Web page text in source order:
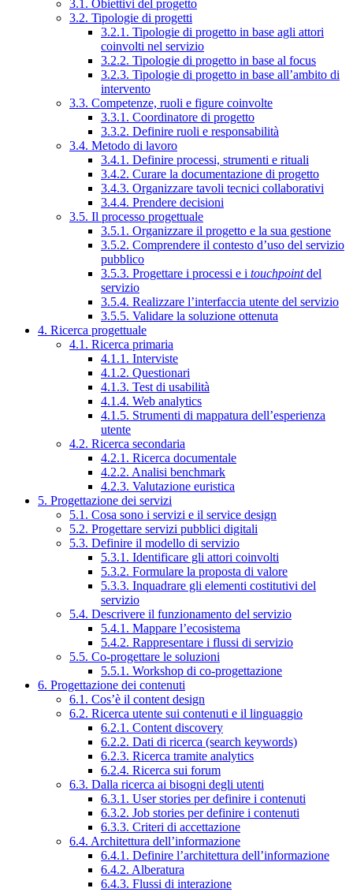
3.1. Obiettivi del progetto
3.2. Tipologie di progetti
3.2.1. Tipologie di progetto in base agli attori
coinvolti nel servizio
3.2.2. Tipologie di progetto in base al focus
3.2.3. Tipologie di progetto in base all’ambito di
intervento
3.3. Competenze, ruoli e figure coinvolte
3.3.1. Coordinatore di progetto
3.3.2. Definire ruoli e responsabilità
3.4. Metodo di lavoro
3.4.1. Definire processi, strumenti e rituali
3.4.2. Curare la documentazione di progetto
3.4.3. Organizzare tavoli tecnici collaborativi
3.4.4. Prendere decisioni
3.5. Il processo progettuale
3.5.1. Organizzare il progetto e la sua gestione
3.5.2. Comprendere il contesto d’uso del servizio
pubblico
3.5.3. Progettare i processi e i touchpointdel
servizio
3.5.4. Realizzare l’interfaccia utente del servizio
3.5.5. Validare la soluzione ottenuta
4. Ricerca progettuale
4.1. Ricerca primaria
4.1.1. Interviste
4.1.2. Questionari
4.1.3. Test di usabilità
4.1.4. Web analytics
4.1.5. Strumenti di mappatura dell’esperienza
utente
4.2. Ricerca secondaria
4.2.1. Ricerca documentale
4.2.2. Analisi benchmark
4.2.3. Valutazione euristica
5. Progettazione dei servizi
5.1. Cosa sono i servizi e il service design
5.2. Progettare servizi pubblici digitali
5.3. Definire il modello di servizio
5.3.1. Identificare gli attori coinvolti
5.3.2. Formulare la proposta di valore
5.3.3. Inquadrare gli elementi costitutivi del
servizio
5.4. Descrivere il funzionamento del servizio
5.4.1. Mappare l’ecosistema
5.4.2. Rappresentare i flussi di servizio
5.5. Co-progettare le soluzioni
5.5.1. Workshop di co-progettazione
6. Progettazione dei contenuti
6.1. Cos’è il content design
6.2. Ricerca utente sui contenuti e il linguaggio
6.2.1. Content discovery
6.2.2. Dati di ricerca (search keywords)
6.2.3. Ricerca tramite analytics
6.2.4. Ricerca sui forum
6.3. Dalla ricerca ai bisogni degli utenti
6.3.1. User stories per definire i contenuti
6.3.2. Job stories per definire i contenuti
6.3.3. Criteri di accettazione
6.4. Architettura dell’informazione
6.4.1. Definire l’architettura dell’informazione
6.4.2. Alberatura
6.4.3. Flussi di interazione